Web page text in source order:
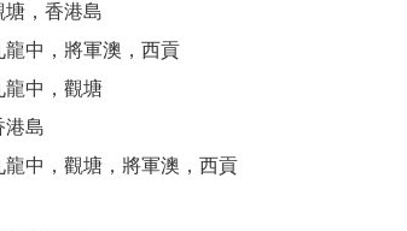
塘，香港島
中，將軍澳，西貢
龍中，觀塘
港島
中，觀塘，將軍澳，西貢